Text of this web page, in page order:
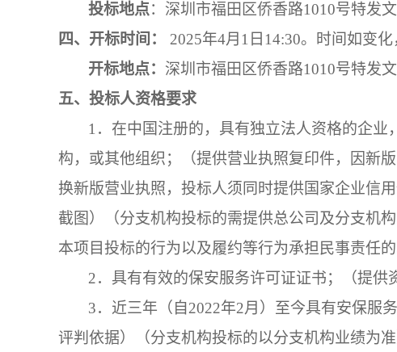
投标地点： 深圳市福田区侨香路1010号特发
四、 开标时间： 2025年4月 1 日 14:30。
时间如变化
开标地点： 深圳市福田区侨香路1010号特发
五、 投标人资格要求
1． 在中国注册的，具有独立法人资格的企
构，或其他组织；（提供营业执照复印件，因新
换新版营业执照，投标人须同时提供国家企业信
截图）（分支机构投标的需提供总公司及分支机
本项目投标的行为以及履约等行为承担民事责任的
2． 具有有效的保安服务许可证证书；（提供
3． 近三年（自 2022年2月）至今具有安保服
评判依据）（分支机构投标的以分支机构业绩为准